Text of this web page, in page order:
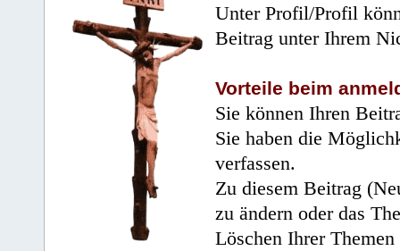
Unter Profil/Profil
Beitrag unter Ihrem
Vorteile beim
Sie können Ihren
Sie haben die
verfassen.
Zu diesem Beitrag
zu ändern oder das
Löschen Ihrer